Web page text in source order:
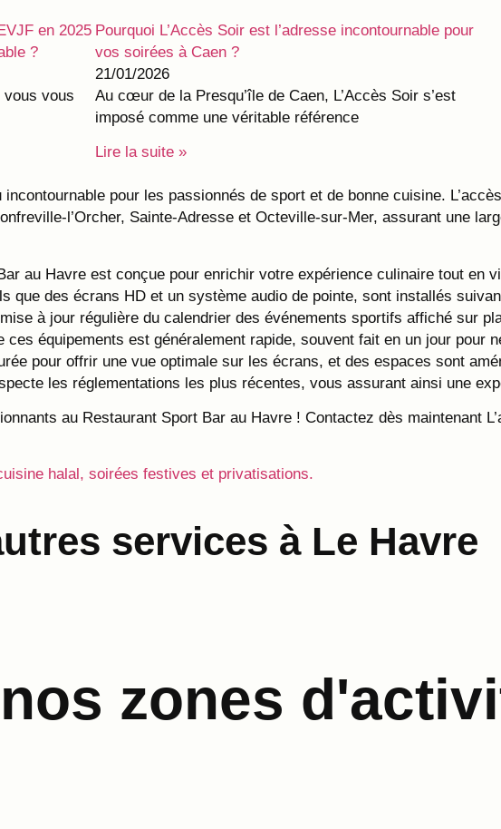
en 2025
?
vous vous
Pourquoi L’Accès Soir est l’adresse incontournable pour
vos soirées à Caen ?
21/01/2026
Au cœur de la Presqu’île de Caen, L’Accès Soir s’est
imposé comme une véritable référence
Lire la suite »
pour les passionnés de sport et de bonne cuisine.
l’Orcher, Sainte-Adresse et Octeville-sur-Mer, assurant une
au Havre est conçue pour enrichir votre expérience culinaire tout en
que des écrans HD et un système audio de pointe, sont installés
à jour régulière du calendrier des événements sportifs affiché sur
ces équipements est généralement rapide, souvent fait en un jour pour
pour offrir une vue optimale sur les écrans, et des espaces sont
les réglementations les plus récentes, vous assurant ainsi une
au Restaurant Sport Bar au Havre ! Contactez dès maintenant
halal, soirées festives et privatisations.
services à Le Havre
zones